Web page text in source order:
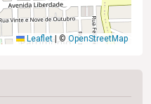
Leaflet | © OpenStreetMap